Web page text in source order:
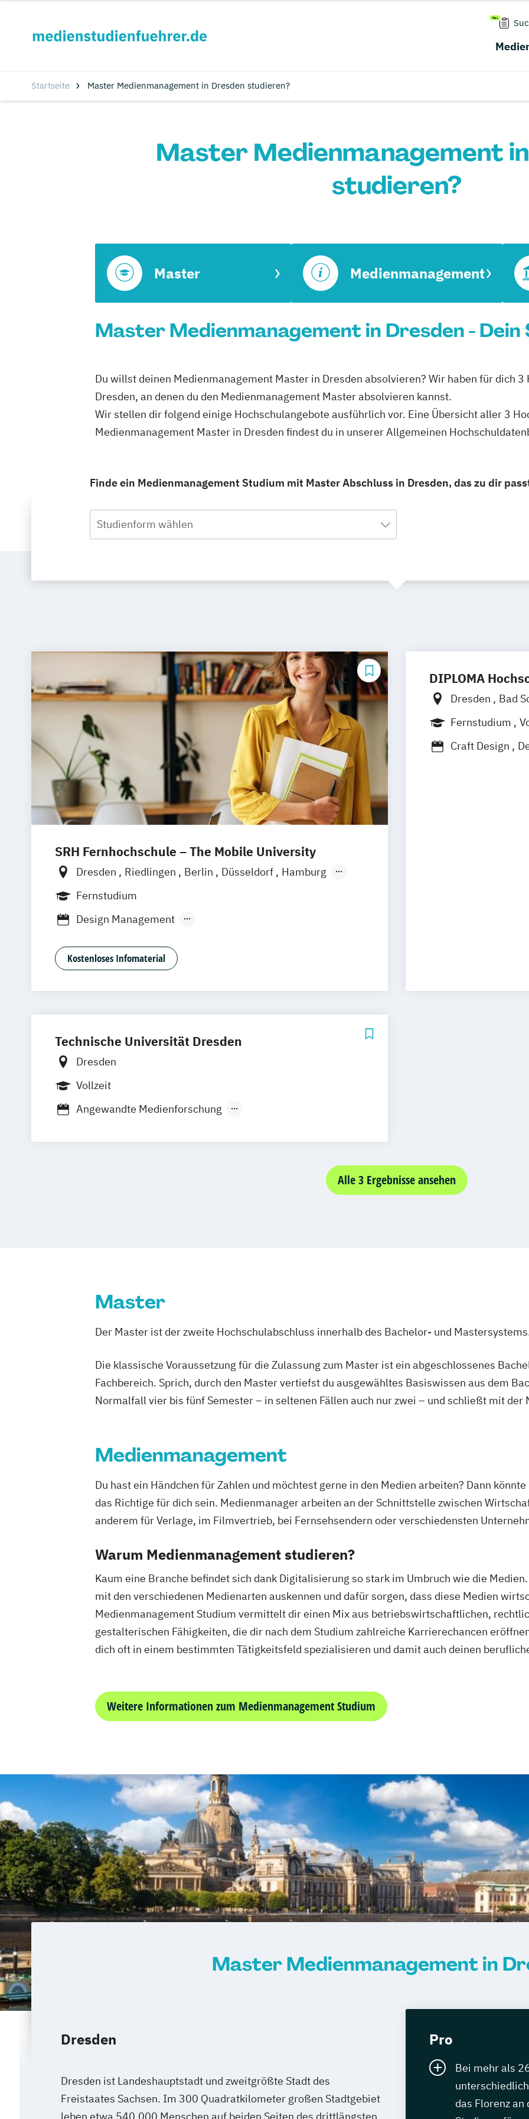
Startseite Master Medienmanagement in Dresden studieren?
Master Medienmanagement
studieren?
Master Medienmanagement
Master Medienmanagement in Dresden -
Du willst deinen Medienmanagement Master in Dresden absolvieren? Wir haben für dich
Dresden, an denen du den Medienmanagement Master absolvieren kannst.
Wir stellen dir folgend einige Hochschulangebote ausführlich vor. Eine Übersicht aller 3
Medienmanagement Master in Dresden findest du in unserer Allgemeinen
Finde ein Medienmanagement Studium mit Master Abschluss in Dresden, das zu dir
Studienform wählen
SRH Fernhochschule – The Mobile University
Dresden Riedlingen Berlin Düsseldorf
Hamburg
Hannover
Frankfurt am Main Hamm
Fernstudium
Design Management
Medien- und Kommunikationsmanagement
Kostenloses Infomaterial
DIPLOMA
Dresden Bad
Berlin
Bonn
Bochum
Fernstudium
Craft Design
Technische Universität Dresden
Dresden
Vollzeit
Angewandte Medienforschung
Medienforschung Medienpraxis Medieninformatik
Alle 3 Ergebnisse ansehen
Master
Der Master ist der zweite Hochschulabschluss innerhalb des Bachelor- und
Die klassische Voraussetzung für die Zulassung zum Master ist ein abgeschlossenes
Fachbereich. Sprich, durch den Master vertiefst du ausgewähltes Basiswissen aus dem
Normalfall vier bis fünf Semester – in seltenen Fällen auch nur zwei – und schließt mit der
Medienmanagement
Du hast ein Händchen für Zahlen und möchtest gerne in den Medien arbeiten? Dann
das Richtige für dich sein. Medienmanager arbeiten an der Schnittstelle zwischen
anderem für Verlage, im Filmvertrieb, bei Fernsehsendern oder verschiedensten
Warum Medienmanagement studieren?
Kaum eine Branche befindet sich dank Digitalisierung so stark im Umbruch wie die
mit den verschiedenen Medienarten auskennen und dafür sorgen, dass diese Medien
Medienmanagement Studium vermittelt dir einen Mix aus betriebswirtschaftlichen,
gestalterischen Fähigkeiten, die dir nach dem Studium zahlreiche Karrierechancen
dich oft in einem bestimmten Tätigkeitsfeld spezialisieren und damit auch deinen
Weitere Informationen zum Medienmanagement Studium
Master Medienmanagement in
Dresden
Dresden ist Landeshauptstadt und zweitgrößte Stadt des
Freistaates Sachsen. Im 300 Quadratkilometer großen Stadtgebiet
leben etwa 540.000 Menschen auf beiden Seiten des drittlängsten
Pro
Bei mehr als
das Florenz an